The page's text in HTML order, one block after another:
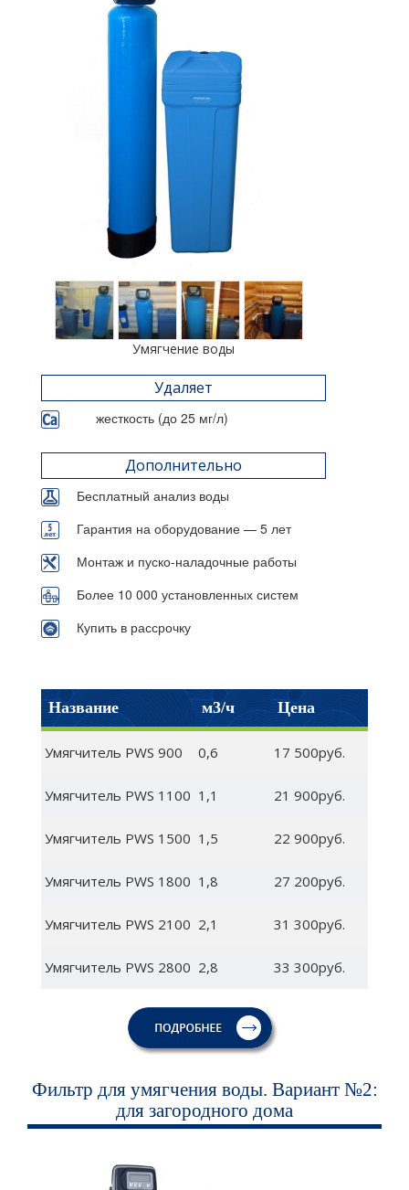
Умягчение воды
Удаляет
жесткость (до 25 мг/л)
Дополнительно
Бесплатный анализ воды
Гарантия на оборудование — 5 лет
Монтаж и пуско-наладочные работы
Более 10 000 установленных систем
Купить в рассрочку
Название м3/ч Цена
Умягчитель PWS 900 0,6 17 500руб.
Умягчитель PWS 1100 1,1 21 900руб.
Умягчитель PWS 1500 1,5 22 900руб.
Умягчитель PWS 1800 1,8 27 200руб.
Умягчитель PWS 2100 2,1 31 300руб.
Умягчитель PWS 2800 2,8 33 300руб.
Фильтр для умягчения воды. Вариант №2:
для загородного дома